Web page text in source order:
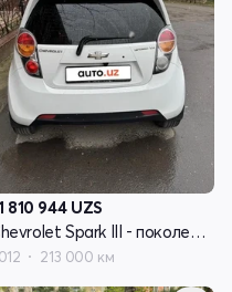
810 944 UZS
Chevrolet Spark III - поколение
213 000 км